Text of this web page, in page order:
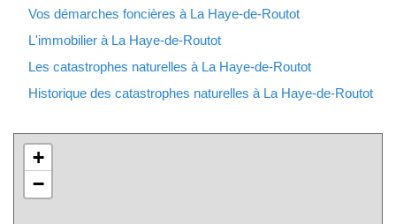
Vos démarches foncières à La Haye-de-Routot
L'immobilier à La Haye-de-Routot
Les catastrophes naturelles à La Haye-de-Routot
Historique des catastrophes naturelles à La Haye-de-Routot
+
−